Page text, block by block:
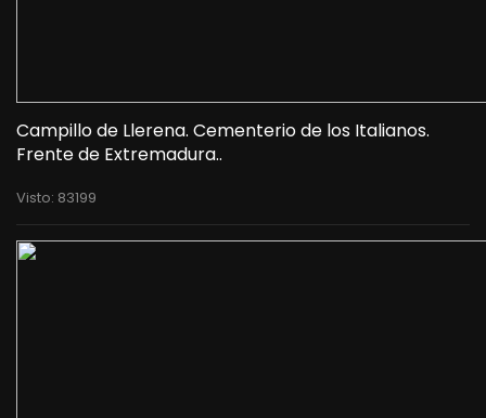
Campillo de Llerena. Cementerio de los Italianos.
Frente de Extremadura..
Visto: 83199